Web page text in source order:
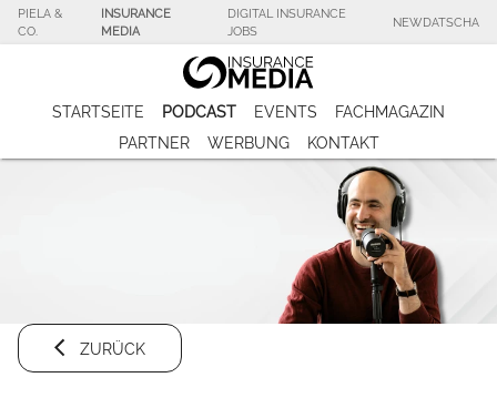
PIELA &
CO.
INSURANCE
MEDIA
DIGITAL INSURANCE
JOBS
NEWDATSCHA
STARTSEITE PODCAST EVENTS
FACHMAGAZIN
PARTNER
WERBUNG KONTAKT
ZURÜCK